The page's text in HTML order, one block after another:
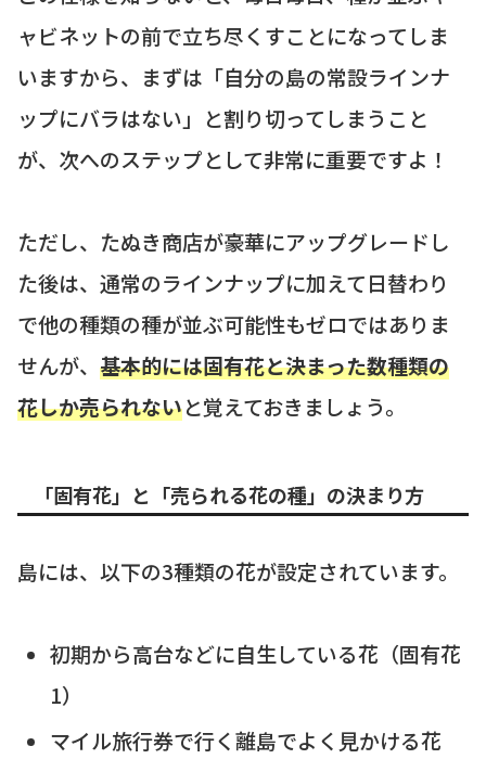
ャビネットの前で立ち尽くすことになってしま
いますから、まずは「自分の島の常設ラインナ
ップにバラはない」と割り切ってしまうこと
が、次へのステップとして非常に重要ですよ！
ただし、たぬき商店が豪華にアップグレードし
た後は、通常のラインナップに加えて日替わり
で他の種類の種が並ぶ可能性もゼロではありま
せんが、 基本的には固有花と決まった数種類の
花しか売られないと覚えておきましょう。
「固有花」と「売られる花の種」の決まり方
島には、以下の3種類の花が設定されています。
初期から高台などに自生している花（固有花
1）
マイル旅行券で行く離島でよく見かける花